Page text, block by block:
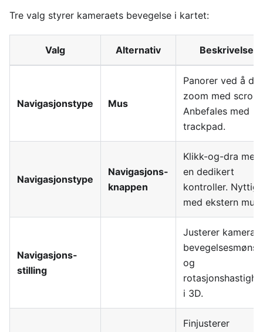
Tre valg styrer kameraets bevegelse i kartet:
Valg Alternativ Beskrivelse
Navigasjonstype Mus
Panorer ved å
zoom med scroll.
Anbefales med
trackpad.
Navigasjonstype
Navigasjons-
knappen
Klikk-og-dra med
en dedikert
kontroller. Nyttig
med ekstern mus.
Navigasjons-
stilling
Justerer
og
i 3D.
Finjusterer